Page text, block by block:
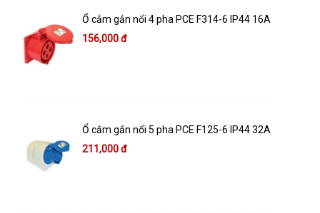
Ổ cắm gắn nổi 4 pha PCE F314-6 IP44 16A
156,000 đ
Ổ cắm gắn nổi 5 pha PCE F125-6 IP44 32A
211,000 đ